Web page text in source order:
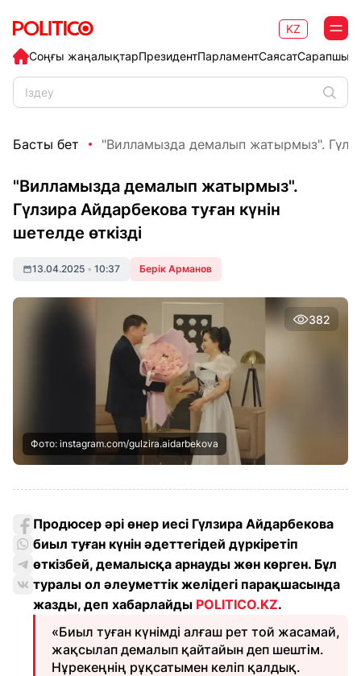
Соңғы жаңалықтарПрезидентПарламентСаясат
KZ
Басты бет "Вилламызда демалып жатырмыз".
"Вилламызда демалып жатырмыз".
Гүлзира Айдарбекова туған күнін
шетелде өткізді
13.04.2025 • 10:37 Берік Арманов
382
Фото: instagram.com/gulzira.aidarbekova
Продюсер әрі өнер иесі Гүлзира Айдарбекова
биыл туған күнін әдеттегідей дүркіретіп
өткізбей, демалысқа арнауды жөн көрген. Бұл
туралы ол әлеуметтік желідегі парақшасында
жазды, деп хабарлайды POLITICO.KZ.
«Биыл туған күнімді алғаш рет той жасамай,
жақсылап демалып қайтайын деп шештім.
Нұрекеңнің рұқсатымен келіп қалдық.